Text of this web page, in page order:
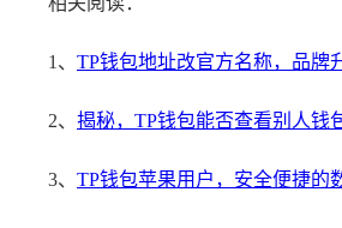
1、 TP钱包地址改官方名称，品牌
2、 揭秘，TP钱包能否查看别人钱
3、 TP钱包苹果用户，安全便捷的